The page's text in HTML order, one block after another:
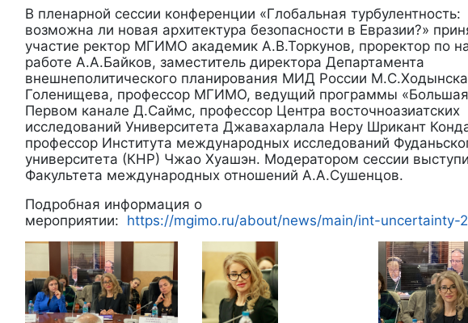
В пленарной сессии конференции «Глобальная турбулентность:
возможна ли новая архитектура безопасности в Евразии?»
участие ректор МГИМО академик А.В.Торкунов, проректор по
работе А.А.Байков, заместитель директора Департамента
внешнеполитического планирования МИД России
Голенищева, профессор МГИМО, ведущий программы «Большая
Первом канале Д.Саймс, профессор Центра восточноазиатских
исследований Университета Джавахарлала Неру Шрикант
профессор Института международных исследований
университета (КНР) Чжао Хуашэн. Модератором сессии
Факультета международных отношений А.А.Сушенцов.
Подробная информация о
мероприятии: https://mgimo.ru/about/news/main/int-uncertainty-